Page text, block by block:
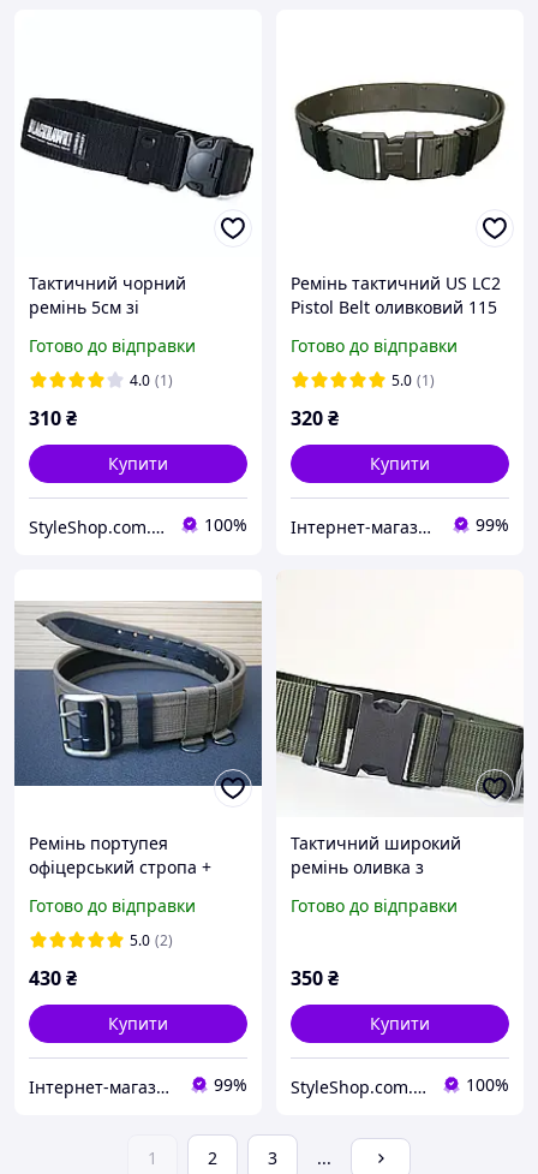
Тактичний чорний
ремінь 5см зі
фастекс
Готово до відправки
4.0 (1)
310₴
Купити
StyleShop.com.ua 100%
Ремінь тактичний US LC2
Pistol Belt оливковий 115
Готово до відправки
5.0 (1)
320₴
Купити
Інтернет-магазин "В І К Т О Р І Я" 99%
Ремінь портупея
офіцерський стропа +
/ койот 100 - 120 см
Готово до відправки
5.0 (2)
430₴
Купити
Інтернет-магазин "В І К Т О Р І Я" 99%
Тактичний широкий
ремінь оливка з
фастекс
Готово до відправки
350₴
Купити
StyleShop.com.ua 100%
1 2 3 ...